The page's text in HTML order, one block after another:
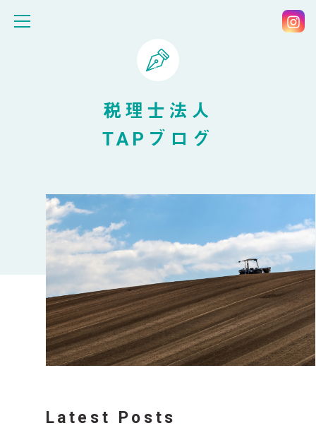
税理士法人
TAPブログ
Latest Posts